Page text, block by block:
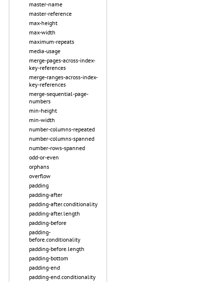
master-name
master-reference
max-height
max-width
maximum-repeats
media-usage
merge-pages-across-index-
key-references
merge-ranges-across-index-
key-references
merge-sequential-page-
numbers
min-height
min-width
number-columns-repeated
number-columns-spanned
number-rows-spanned
odd-or-even
orphans
overflow
padding
padding-after
padding-after.conditionality
padding-after.length
padding-before
padding-
before.conditionality
padding-before.length
padding-bottom
padding-end
padding-end.conditionality